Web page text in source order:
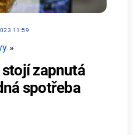
11:59
»
zapnutá
spotřeba